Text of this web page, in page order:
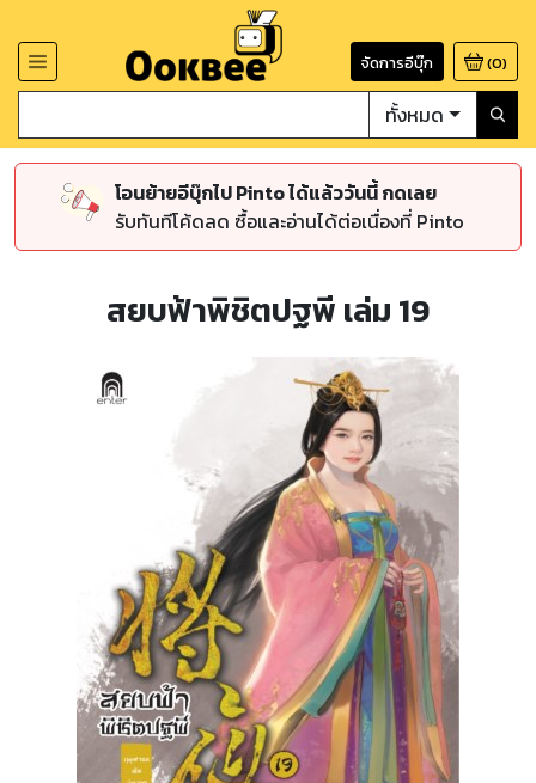
จัดการอีบุ๊ก (0)
ทั้งหมด
โอนย้ายอีบุ๊กไป Pinto ได้แล้ววันนี้ กดเลย
รับทันทีโค้ดลด ซื้อและอ่านได้ต่อเนื่องที่ Pinto
สยบฟ้าพิชิตปฐพี เล่ม 19